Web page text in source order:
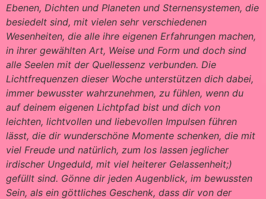
Ebenen, Dichten und Planeten und Sternensystemen, die
besiedelt sind, mit vielen sehr verschiedenen
Wesenheiten, die alle ihre eigenen Erfahrungen machen,
in ihrer gewählten Art, Weise und Form und doch sind
alle Seelen mit der Quellessenz verbunden. Die
Lichtfrequenzen dieser Woche unterstützen dich dabei,
immer bewusster wahrzunehmen, zu fühlen, wenn du
auf deinem eigenen Lichtpfad bist und dich von
leichten, lichtvollen und liebevollen Impulsen führen
lässt, die dir wunderschöne Momente schenken, die mit
viel Freude und natürlich, zum los lassen jeglicher
irdischer Ungeduld, mit viel heiterer Gelassenheit;)
gefüllt sind. Gönne dir jeden Augenblick, im bewussten
Sein, als ein göttliches Geschenk, dass dir von der